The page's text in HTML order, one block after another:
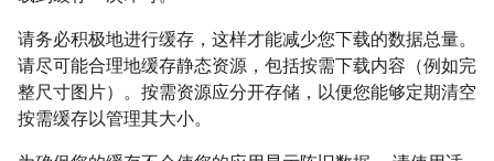
请务必积极地进行缓存，这样才能减少您下载的数据总量。
请尽可能合理地缓存静态资源，包括按需下载内容（例如完
整尺寸图片）。按需资源应分开存储，以便您能够定期清空
按需缓存以管理其大小。